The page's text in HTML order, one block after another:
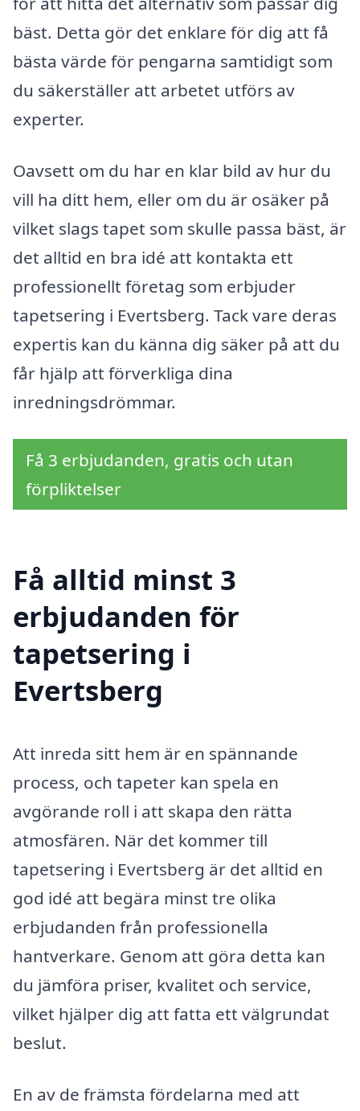
bäst. Detta gör det enklare för dig att få
bästa värde för pengarna samtidigt som
du säkerställer att arbetet utförs av
experter.
Oavsett om du har en klar bild av hur du
vill ha ditt hem, eller om du är osäker på
vilket slags tapet som skulle passa bäst, är
det alltid en bra idé att kontakta ett
professionellt företag som erbjuder
tapetsering i Evertsberg. Tack vare deras
expertis kan du känna dig säker på att du
får hjälp att förverkliga dina
inredningsdrömmar.
Få 3 erbjudanden, gratis och utan
förpliktelser
Få alltid minst 3
erbjudanden för
tapetsering i
Evertsberg
Att inreda sitt hem är en spännande
process, och tapeter kan spela en
avgörande roll i att skapa den rätta
atmosfären. När det kommer till
tapetsering i Evertsberg är det alltid en
god idé att begära minst tre olika
erbjudanden från professionella
hantverkare. Genom att göra detta kan
du jämföra priser, kvalitet och service,
vilket hjälper dig att fatta ett välgrundat
beslut.
En av de främsta fördelarna med att